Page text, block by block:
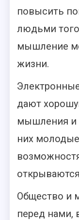
повысить
людьми
мышление
жизни.
дают
мышления и
них
Общество и
перед нами,